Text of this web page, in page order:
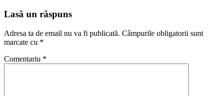
Lasă un răspuns
Adresa ta de email nu va fi publicată. Câmpurile obligatorii sunt
marcate cu *
Comentariu *